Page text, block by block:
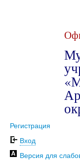
Регистрация
Вход
Версия для